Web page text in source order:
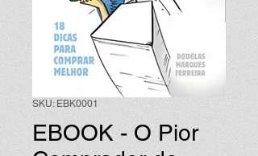
SKU: EBK0001
EBOOK - O Pior